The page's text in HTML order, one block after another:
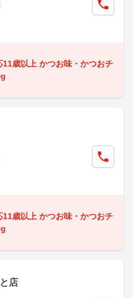
11歳以上 かつお味・かつおチ
11歳以上 かつお味・かつおチ
店